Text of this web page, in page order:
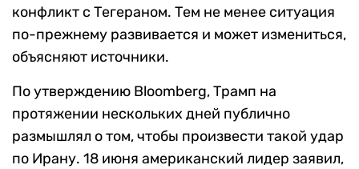
конфликт с Тегераном. Тем не менее ситуация
по-прежнему развивается и может измениться,
объясняют источники.
По утверждению Bloomberg, Трамп на
протяжении нескольких дней публично
размышлял о том, чтобы произвести такой удар
по Ирану. 18 июня американский лидер заявил,